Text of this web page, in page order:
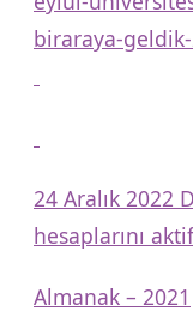
biraraya-
24 Aralık 2022
hesaplarını
Almanak – 2021